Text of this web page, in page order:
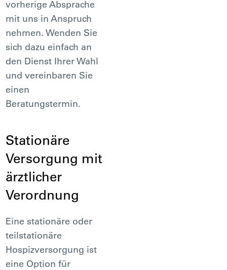
vorherige Absprache
mit uns in Anspruch
nehmen. Wenden Sie
sich dazu einfach an
den Dienst Ihrer Wahl
und vereinbaren Sie
einen
Beratungstermin.
Stationäre
Versorgung mit
ärztlicher
Verordnung
Eine stationäre oder
teilstationäre
Hospizversorgung ist
eine Option für